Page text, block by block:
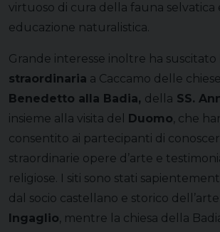
virtuoso di cura della fauna selvatica
educazione naturalistica.
Grande interesse inoltre ha suscitato
straordinaria a Caccamo delle
Benedetto alla Badia, della SS.
insieme alla visita del
Duomo, che
consentito ai partecipanti di
straordinarie opere d’arte e
religiose. I siti sono stati
dal socio castellano e storico dell’arte
Ingaglio, mentre la chiesa della